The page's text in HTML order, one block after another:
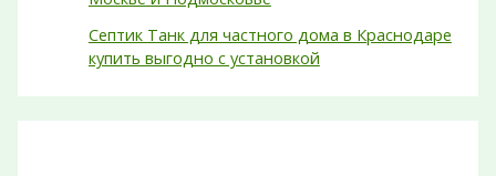
Септик Танк для частного дома в Краснодаре
купить выгодно с установкой